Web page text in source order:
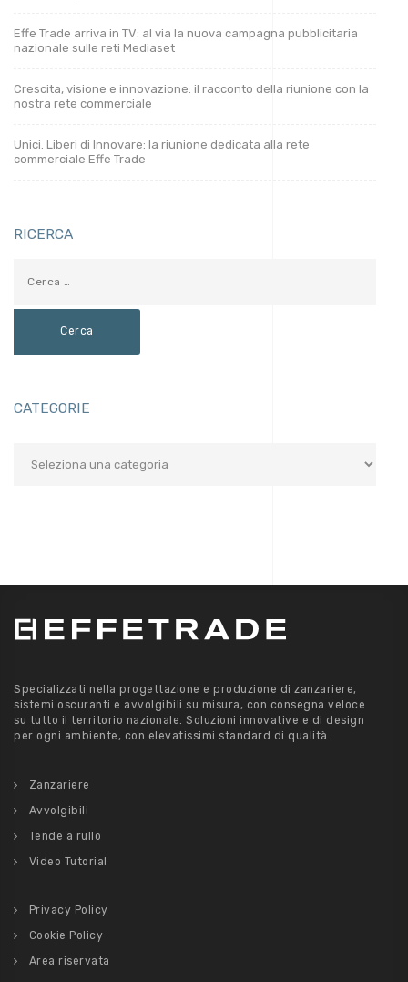
Effe Trade arriva in TV: al via la nuova campagna pubblicitaria
nazionale sulle reti Mediaset
Crescita, visione e innovazione: il racconto della riunione con la
nostra rete commerciale
Unici. Liberi di Innovare: la riunione dedicata alla rete
commerciale Effe Trade
RICERCA
CATEGORIE
Specializzati nella progettazione e produzione di zanzariere,
sistemi oscuranti e avvolgibili su misura, con consegna veloce
su tutto il territorio nazionale. Soluzioni innovative e di design
per ogni ambiente, con elevatissimi standard di qualità.
Zanzariere
Avvolgibili
Tende a rullo
Video Tutorial
Privacy Policy
Cookie Policy
Area riservata